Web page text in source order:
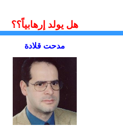
هل يولد إرهابياً؟؟
مدحت قلادة